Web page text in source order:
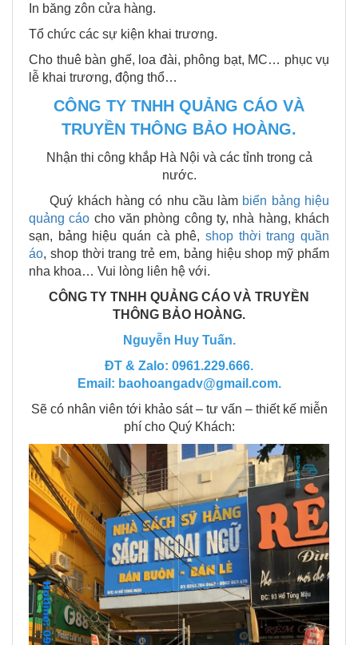
In băng zôn cửa hàng.
Tổ chức các sự kiện khai trương.
Cho thuê bàn ghế, loa đài, phông bạt, MC… phục vụ
lễ khai trương, động thổ…
CÔNG TY TNHH QUẢNG CÁO VÀ
TRUYỀN THÔNG BẢO HOÀNG.
Nhận thi công khắp Hà Nội và các tỉnh trong cả
nước.
Quý khách hàng có nhu cầu làm biển bảng hiệu
quảng cáo cho văn phòng công ty, nhà hàng, khách
sạn, bảng hiệu quán cà phê, shop thời trang quần
áo, shop thời trang trẻ em, bảng hiệu shop mỹ phẩm
nha khoa… Vui lòng liên hệ với.
CÔNG TY TNHH QUẢNG CÁO VÀ TRUYỀN
THÔNG BẢO HOÀNG.
Nguyễn Huy Tuấn.
ĐT & Zalo: 0961.229.666.
Email: baohoangadv@gmail.com.
Sẽ có nhân viên tới khảo sát – tư vấn – thiết kế miễn
phí cho Quý Khách: